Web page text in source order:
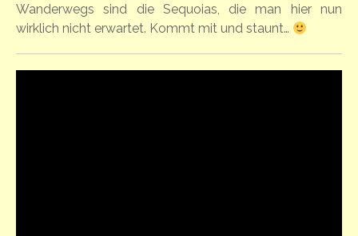
Wanderwegs sind die Sequoias, die man hier nun
wirklich nicht erwartet. Kommt mit und staunt…